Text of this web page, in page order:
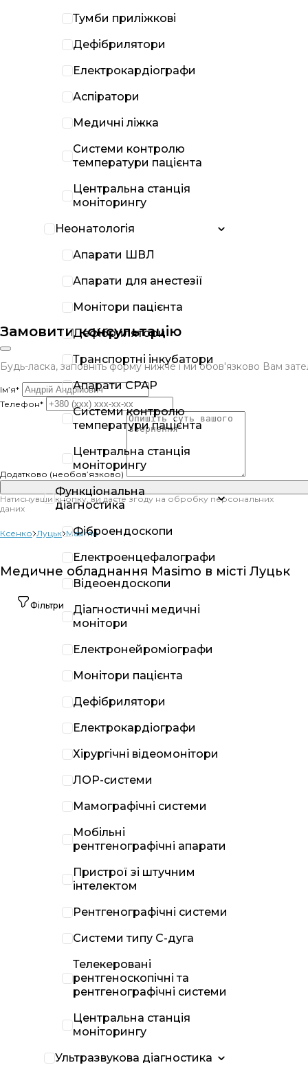
Замовити консультацію
Будь-ласка, заповніть форму нижче і ми обов'язково Вам
Ім’я*
Телефон*
Додатково (необов’язково)
Натиснувши кнопку, ви даєте згоду на обробку персональних
даних
Ксенко Луцьк Masimo
Медичне обладнання Masimo в місті Луцьк
Фільтри
Тумби приліжкові
Дефібрилятори
Електрокардіографи
Аспіратори
Медичні ліжка
Системи контролю
температури пацієнта
Центральна станція
моніторингу
Неонатологія
Апарати ШВЛ
Апарати для анестезії
Монітори пацієнта
Дефібрилятори
Транспортні інкубатори
Апарати CPAP
Системи контролю
температури пацієнта
Центральна станція
моніторингу
Функціональна
діагностика
Фіброендоскопи
Електроенцефалографи
Відеоендоскопи
Діагностичні медичні
монітори
Електронейроміографи
Монітори пацієнта
Дефібрилятори
Електрокардіографи
Хірургічні відеомонітори
ЛОР-системи
Мамографічні системи
Мобільні
рентгенографічні апарати
Пристрої зі штучним
інтелектом
Рентгенографічні системи
Системи типу С-дуга
Телекеровані
рентгеноскопічні та
рентгенографічні системи
Центральна станція
моніторингу
Ультразвукова діагностика